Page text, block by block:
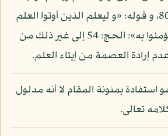
الله خير»: القصص: 80، و قوله: «و ليعلم الذين أوتوا العلم
أنه الحق من ربك فيؤمنوا به»: الحج: 54 إلى غير ذلك من
إرادة العصمة من إيتاء العلم.
استفادة بمئونة المقام لا أنه مدلول
تعالى.